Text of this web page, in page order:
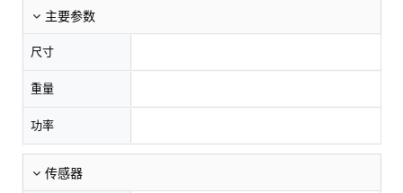
主要参数
尺寸
重量
功率
传感器